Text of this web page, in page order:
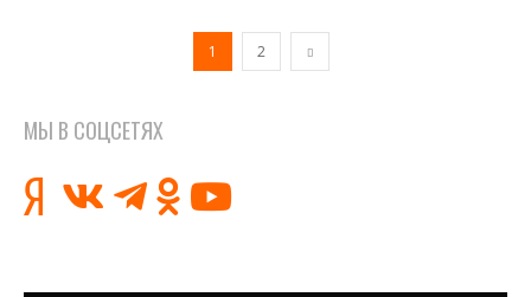
1 2
МЫ В СОЦСЕТЯХ